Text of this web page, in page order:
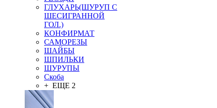
ГЛУХАРЬ(ШУРУП С
ШЕСИГРАННОЙ
ГОЛ.)
КОНФИРМАТ
САМОРЕЗЫ
ШАЙБЫ
ШПИЛЬКИ
ШУРУПЫ
Скоба
+ ЕЩЕ 2